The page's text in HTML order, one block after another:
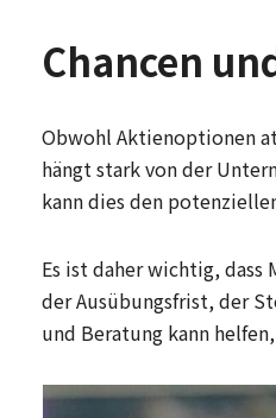
Chancen
Obwohl Aktienoptionen
hängt stark von der
kann dies den
Es ist daher wichtig,
der Ausübungsfrist, der
und Beratung kann